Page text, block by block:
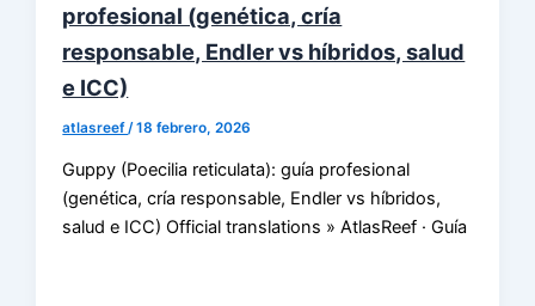
profesional (genética, cría
responsable, Endler vs híbridos, salud
e ICC)
atlasreef /18 febrero, 2026
Guppy (Poecilia reticulata): guía profesional
(genética, cría responsable, Endler vs híbridos,
salud e ICC) Official translations » AtlasReef · Guía